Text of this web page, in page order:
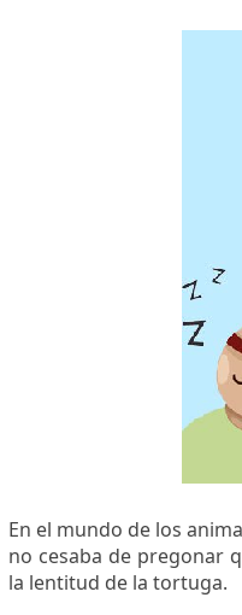
En el mundo de los
no cesaba de pregonar
la lentitud de la tortuga.